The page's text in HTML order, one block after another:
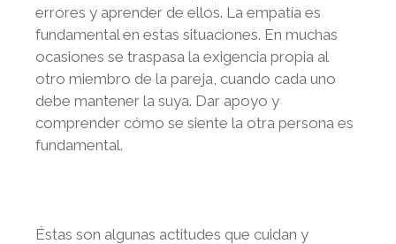
errores y aprender de ellos. La empatía es
fundamental en estas situaciones. En muchas
ocasiones se traspasa la exigencia propia al
otro miembro de la pareja, cuando cada uno
debe mantener la suya. Dar apoyo y
comprender cómo se siente la otra persona es
fundamental.
Éstas son algunas actitudes que cuidan y